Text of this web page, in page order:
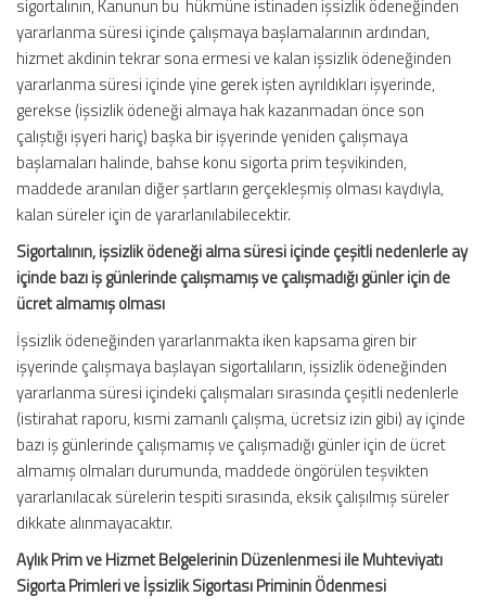
sigortalının, Kanunun bu hükmüne istinaden işsizlik ödeneğinden
yararlanma süresi içinde çalışmaya başlamalarının ardından,
hizmet akdinin tekrar sona ermesi ve kalan işsizlik ödeneğinden
yararlanma süresi içinde yine gerek işten ayrıldıkları işyerinde,
gerekse (işsizlik ödeneği almaya hak kazanmadan önce son
çalıştığı işyeri hariç) başka bir işyerinde yeniden çalışmaya
başlamaları halinde, bahse konu sigorta prim teşvikinden,
maddede aranılan diğer şartların gerçekleşmiş olması kaydıyla,
kalan süreler için de yararlanılabilecektir.
Sigortalının, işsizlik ödeneği alma süresi içinde çeşitli nedenlerle ay
içinde bazı iş günlerinde çalışmamış ve çalışmadığı günler için de
ücret almamış olması
İşsizlik ödeneğinden yararlanmakta iken kapsama giren bir
işyerinde çalışmaya başlayan sigortalıların, işsizlik ödeneğinden
yararlanma süresi içindeki çalışmaları sırasında çeşitli nedenlerle
(istirahat raporu, kısmi zamanlı çalışma, ücretsiz izin gibi) ay içinde
bazı iş günlerinde çalışmamış ve çalışmadığı günler için de ücret
almamış olmaları durumunda, maddede öngörülen teşvikten
yararlanılacak sürelerin tespiti sırasında, eksik çalışılmış süreler
dikkate alınmayacaktır.
Aylık Prim ve Hizmet Belgelerinin Düzenlenmesi ile Muhteviyatı
Sigorta Primleri ve İşsizlik Sigortası Priminin Ödenmesi